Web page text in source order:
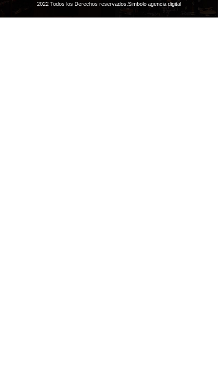
2022 Todos los Derechos reservados. Simbolo agencia digital